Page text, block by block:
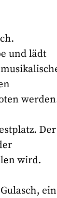
und lädt
Der
wird.
ein